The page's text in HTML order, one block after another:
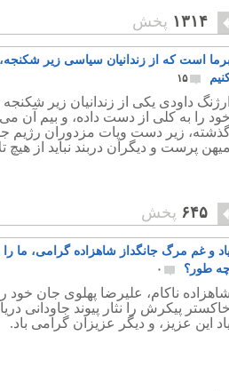
۱۳۱۴ پخش
است که از زندانیان سیاسی زیر
۱۵
ارژنگ داودی یکی از زندانیان زیر
خود را به کلی از دست داده، و بیم آن
زیر دست وپات مزدوران رژیم
میهن پرست و دیگران دربند نباید از هیچ
۶۴۵ پخش
و غم مرگ جانگداز شاهزاده گرامی، ما
طور؟
۰
شاهزاده ناکام، علیرضا پهلوی جان خود
خاکستر پیکرش را نثار پیوند جاودانی
یاد این عزیز، و دیگر عزیزان گرامی باد.